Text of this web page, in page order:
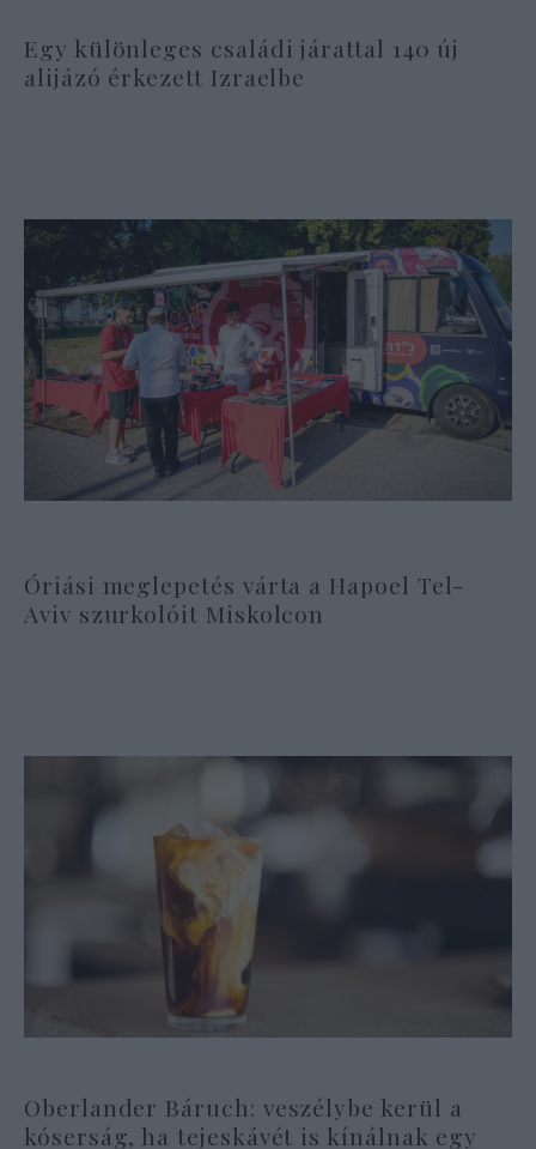
Egy különleges családi járattal 140 új
alijázó érkezett Izraelbe
Óriási meglepetés várta a Hapoel Tel-
Aviv szurkolóit Miskolcon
Oberlander Báruch: veszélybe kerül a
kóserság, ha tejeskávét is kínálnak egy